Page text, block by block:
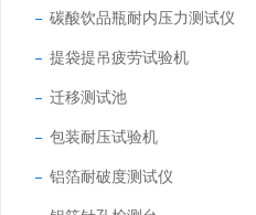
碳酸饮品瓶耐内压力测试仪
提袋提吊疲劳试验机
迁移测试池
包装耐压试验机
铝箔耐破度测试仪